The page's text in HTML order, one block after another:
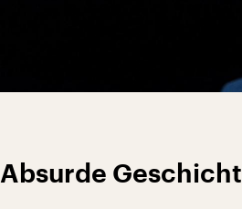
Absurde